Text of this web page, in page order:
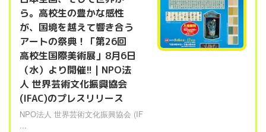
ら。高校生の豊かな感性
が、国境を越えて響き合う
アートの祭典！「第26回
高校生国際美術展」8月6日
（水）より開催!! | NPO法
人 世界芸術文化振興協会
(IFAC)のプレスリリース
NPO法人 世界芸術文化振興協会 (IF
...